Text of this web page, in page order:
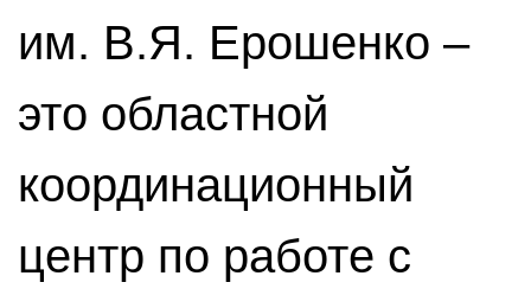
им. В.Я. Ерошенко –
это областной
координационный
центр по работе с